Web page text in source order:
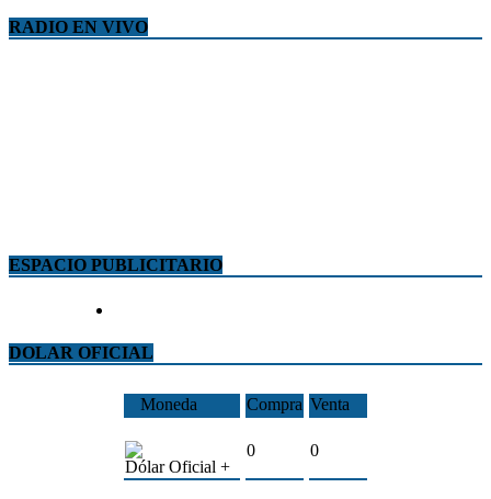
RADIO EN VIVO
ESPACIO PUBLICITARIO
DOLAR OFICIAL
Moneda Compra Venta
Dólar Oficial +
0 0